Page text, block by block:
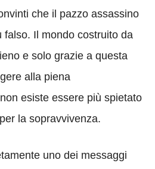
che il pazzo assassino
falso. Il mondo costruito da
e solo grazie a questa
alla piena
esiste essere più spietato
la sopravvivenza.
uno dei messaggi